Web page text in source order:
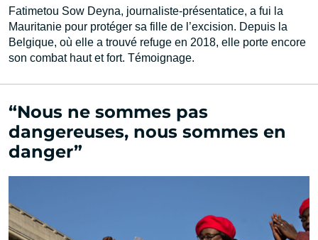
Fatimetou Sow Deyna, journaliste-présentatice, a fui la
Mauritanie pour protéger sa fille de l’excision. Depuis la
Belgique, où elle a trouvé refuge en 2018, elle porte encore
son combat haut et fort. Témoignage.
“Nous ne sommes pas
dangereuses, nous sommes en
danger”